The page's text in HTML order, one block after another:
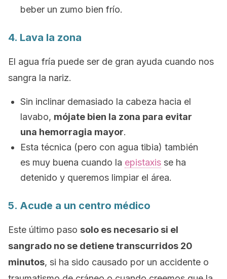
beber un zumo bien frío.
4. Lava la zona
El agua fría puede ser de gran ayuda cuando nos
sangra la nariz.
Sin inclinar demasiado la cabeza hacia el
lavabo, mójate bien la zona para evitar
una hemorragia mayor.
Esta técnica (pero con agua tibia) también
es muy buena cuando la epistaxis se ha
detenido y queremos limpiar el área.
5. Acude a un centro médico
Este último paso solo es necesario si el
sangrado no se detiene transcurridos 20
minutos, si ha sido causado por un accidente o